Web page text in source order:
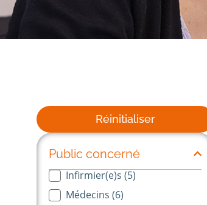
Réinitialiser
Public concerné
Public concernés-long
Infirmier(e)s (5)
Médecins (6)